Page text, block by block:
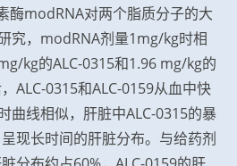
酶modRNA对两个脂质分子的大
究，modRNA剂量1mg/kg时相
kg的ALC-0315和1.96 mg/kg的
ALC-0315和ALC-0159从血中快
曲线相似，肝脏中ALC-0315的暴
现长时间的肝脏分布。与给药剂